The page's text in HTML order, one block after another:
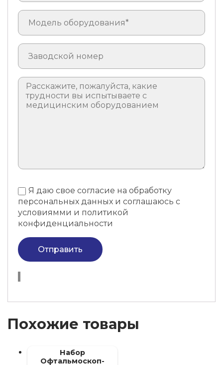
Я даю свое согласие на обработку
персональных данных и соглашаюсь с
условиямми и политикой
конфиденциальности
Отправить
Похожие товары
Набор
Офтальмоскоп-